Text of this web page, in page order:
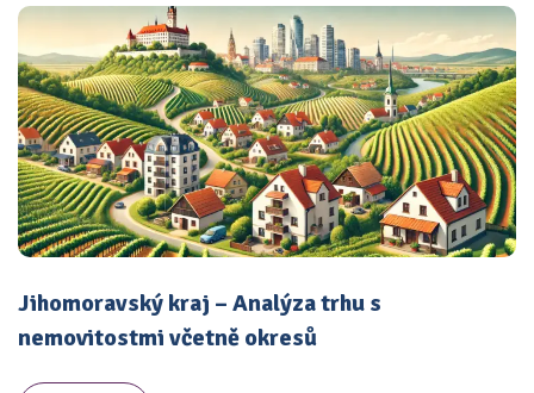
Jihomoravský kraj – Analýza trhu s
nemovitostmi včetně okresů